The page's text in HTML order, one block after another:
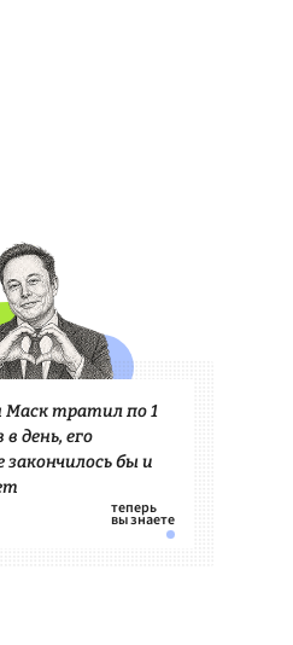
Маск тратил по 1
день, его
закончилось бы и